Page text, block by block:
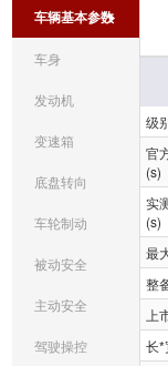
车辆基本参数
车身
发动机
变速箱
底盘转向
车轮制动
被动安全
主动安全
驾驶操控
级
官
(s)
实
(s)
最
整
上
长*